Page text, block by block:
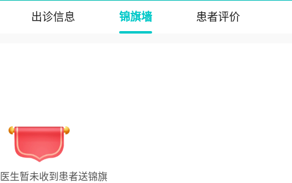
出诊信息 锦旗墙 患者评价
医生暂未收到患者送锦旗